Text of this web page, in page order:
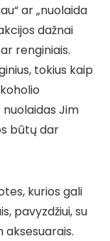
ar „nuolaida
dažnai
renginiais.
tokius kaip
Jim
būtų dar
kurios gali
pavyzdžiui, su
aksesuarais.